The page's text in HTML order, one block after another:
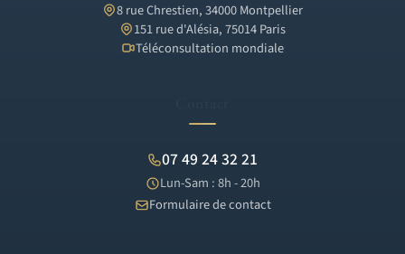
8 rue Chrestien, 34000 Montpellier
151 rue d'Alésia, 75014 Paris
Téléconsultation mondiale
07 49 24 32 21
Lun-Sam : 8h - 20h
Formulaire de contact